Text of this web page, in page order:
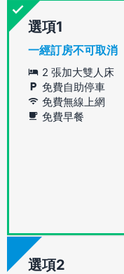
選項
一經訂房不可取消
2 張加大雙人床
免費自助停車
免費無線上網
免費早餐
選項